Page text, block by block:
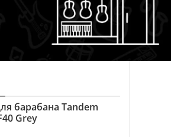
барабана Tandem
Grey